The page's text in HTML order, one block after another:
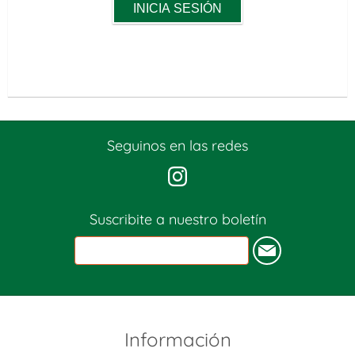
Seguinos en las redes
Suscribite a nuestro boletín
Información